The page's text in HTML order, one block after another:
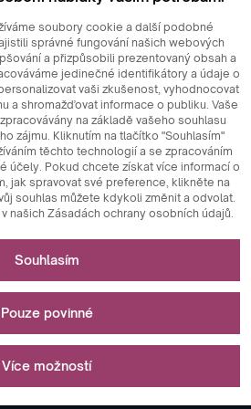
Ceramics Sp. z o. o.
soubory cookie a další podobné
správné fungování našich webových
a přizpůsobili prezentovaný obsah a
jedinečné identifikátory a údaje o
vaši zkušenost, vyhodnocovat
a shromažďovat informace o publiku. Vaše
na základě vašeho souhlasu
zájmu. Kliknutím na tlačítko "Souhlasím"
těchto technologií a se zpracováním
účely. Pokud chcete získat více informací o
jak spravovat své preference, klikněte na
souhlas můžete kdykoli změnit a odvolat.
našich Zásadách ochrany osobních údajů.
webových stránek
cookie jsou klíčovými prvky,
webových stránek. Patří
které nám umožňují
různých stránek, zajišťují
Kromě toho soubory cookie
týkající se přijímání souborů
hlavním účelem je analyzovat
a vyhodnocovat jejich
cookie nám umožňují
hrají klíčovou roli při
marketingových aktivit na
Souhlasím
Pouze povinné
Více možností